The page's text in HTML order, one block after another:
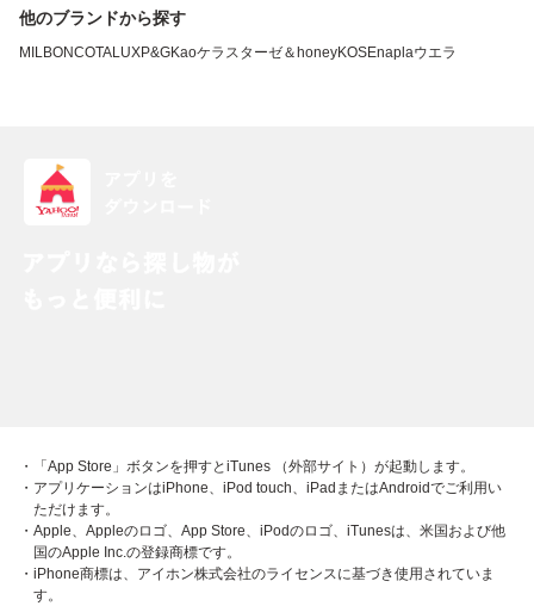
他のブランドから探す
MILBONCOTALUXP&GKaoケラスターゼ＆honeyKOSEnaplaウエラ
・「App Store」ボタンを押すとiTunes （外部サイト）が起動します。
・アプリケーションはiPhone、iPod touch、iPadまたはAndroidでご利用い
ただけます。
・Apple、Appleのロゴ、App Store、iPodのロゴ、iTunesは、米国および他
国のApple Inc.の登録商標です。
・iPhone商標は、アイホン株式会社のライセンスに基づき使用されていま
す。